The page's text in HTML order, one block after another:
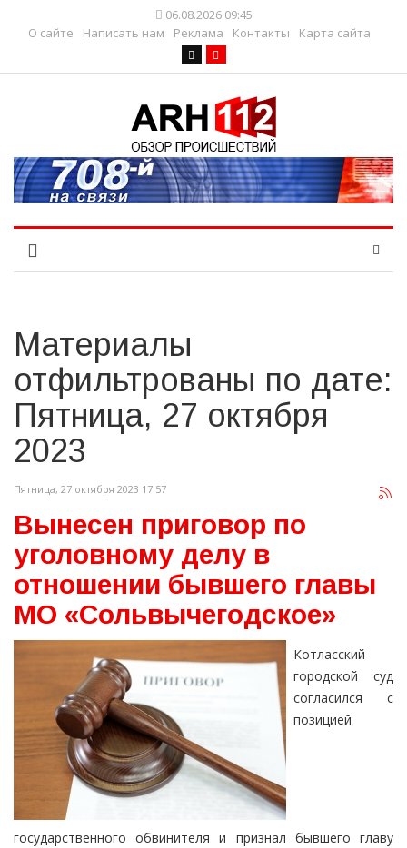
06.08.2026 09:45
О сайте
Написать нам Реклама Контакты Карта сайта
Материалы
отфильтрованы по дате:
Пятница, 27 октября
2023
Пятница, 27 октября 2023 17:57
Вынесен приговор по
уголовному делу в
отношении бывшего главы
МО «Сольвычегодское»
Котласский
городской суд
согласился с
позицией
государственного обвинителя и признал бывшего главу